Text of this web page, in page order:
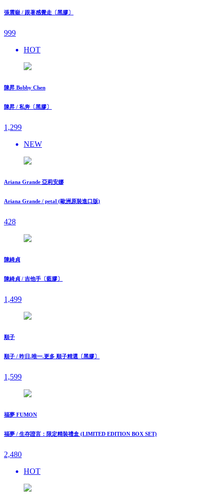
張震嶽 / 跟著感覺走〔黑膠〕
999
HOT
陳昇 Bobby Chen
陳昇 / 私奔〔黑膠〕
1,299
NEW
Ariana Grande 亞莉安娜
Ariana Grande / petal (歐洲原裝進口版)
428
陳綺貞
陳綺貞 / 吉他手〔藍膠〕
1,499
順子
順子 / 昨日.唯一.更多 順子精選〔黑膠〕
1,599
福夢 FUMON
福夢 / ⽣存證⾔：限定精裝禮盒 (LIMITED EDITION BOX SET)
2,480
HOT